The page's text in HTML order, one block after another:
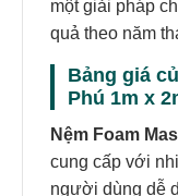
một giải pháp
quả theo năm
Bảng giá
Phú 1m x
Nệm Foam
cung cấp với
người dùng dễ